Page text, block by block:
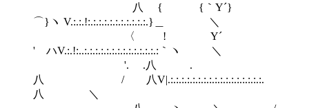
八 { {｀Y´}
⌒}ヽ V.:.:.!:.:.:.:.:.:.:.:.:.:.:.}＿ ＼
〈 ! Y´
' ハV.:.!:..:.:.:.:.:.:.:.:.:.:.:.:.:.:｀ヽ ＼
'. .八 .
八 / 八V|.:.:.:.:.:.:.:.:.:.:.:.:.:.:.:.:.:.
八 ＼